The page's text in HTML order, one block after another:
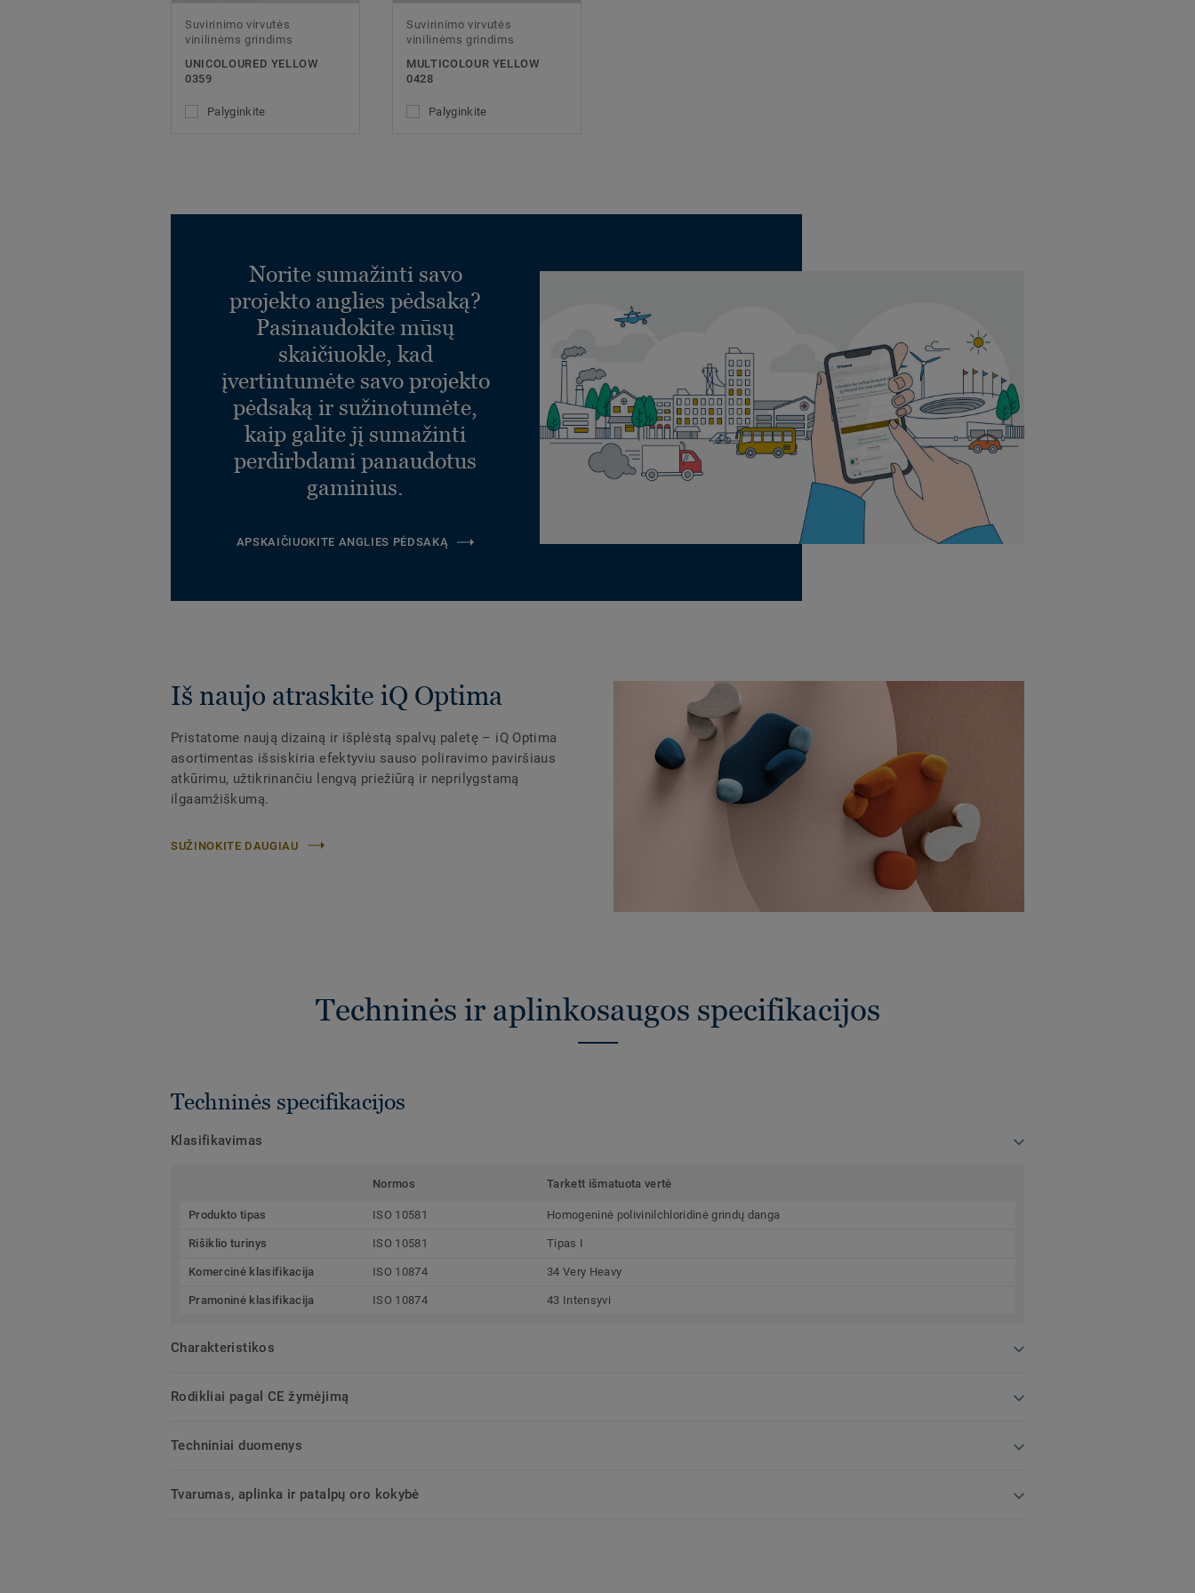
Suvirinimo virvutės
vinilinėms grindims
UNICOLOURED YELLOW
0359
Palyginkite
Suvirinimo virvutės
vinilinėms grindims
MULTICOLOUR YELLOW
0428
Palyginkite
Norite sumažinti savo
projekto anglies pėdsaką?
Pasinaudokite mūsų
skaičiuokle, kad
įvertintumėte savo projekto
pėdsaką ir sužinotumėte,
kaip galite jį sumažinti
perdirbdami panaudotus
gaminius.
APSKAIČIUOKITE ANGLIES PĖDSAKĄ
Iš naujo atraskite iQ Optima
Pristatome naują dizainą ir išplėstą spalvų paletę – iQ Optima
asortimentas išsiskiria efektyviu sauso poliravimo paviršiaus
atkūrimu, užtikrinančiu lengvą priežiūrą ir neprilygstamą
ilgaamžiškumą.​
SUŽINOKITE DAUGIAU
Techninės ir aplinkosaugos specifikacijos
Techninės specifikacijos
Klasifikavimas
Normos Tarkett išmatuota vertė
Produkto tipas ISO 10581 Homogeninė polivinilchloridinė grindų danga
Rišiklio turinys ISO 10581 Tipas I
Komercinė klasifikacija ISO 10874 34 Very Heavy
Pramoninė klasifikacija ISO 10874 43 Intensyvi
Charakteristikos
Rodikliai pagal CE žymėjimą
Techniniai duomenys
Tvarumas, aplinka ir patalpų oro kokybė